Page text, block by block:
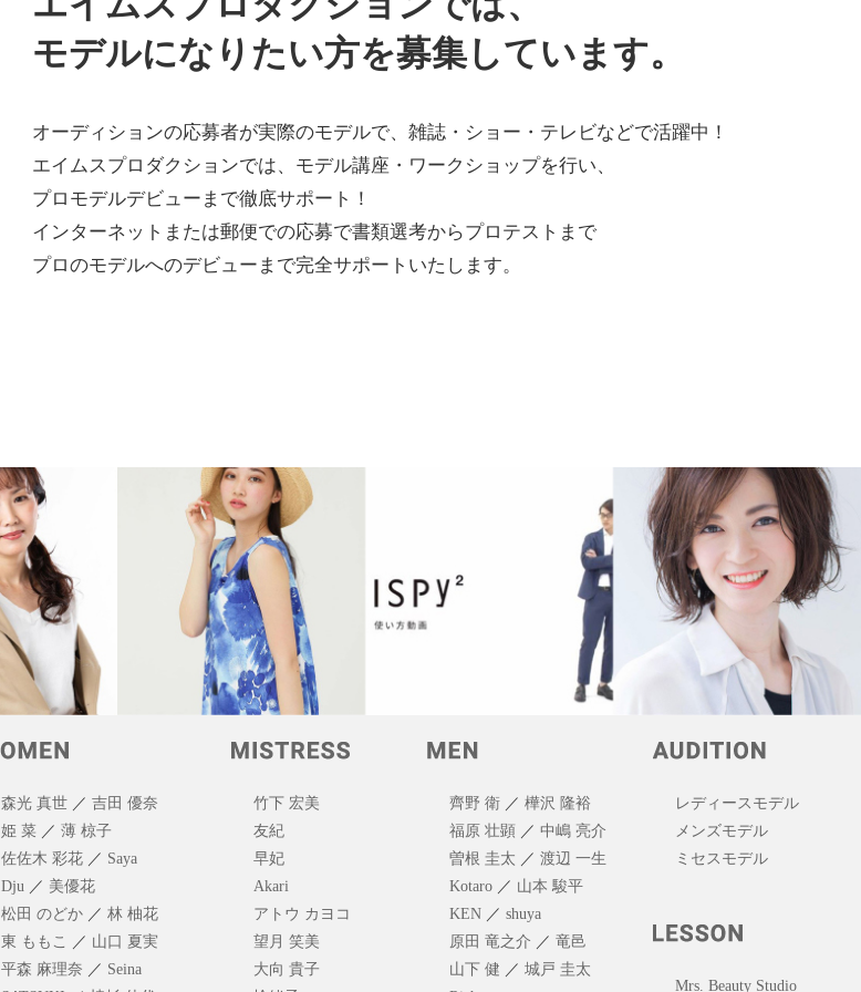
モデルになりたい方を募集しています。
オーディションの応募者が実際のモデルで、雑誌・ショー・テレビなどで活躍中！
エイムスプロダクションでは、モデル講座・ワークショップを行い、
プロモデルデビューまで徹底サポート！
インターネットまたは郵便での応募で書類選考からプロテストまで
プロのモデルへのデビューまで完全サポートいたします。
森光 真世 ／吉田 優奈
姫 菜 ／薄 椋子
佐佐木 彩花 ／ Saya
Dju ／ 美優花
松田 のどか ／林 柚花
東 ももこ ／ 山口 夏実
平森 麻理奈 ／ Seina
竹下 宏美
友紀
早妃
Akari
アトウ カヨコ
望月 笑美
大向 貴子
齊野 衛 ／樺沢 隆裕
福原 壮顕 ／中嶋 亮介
曽根 圭太 ／渡辺 一生
Kotaro ／ 山本 駿平
KEN ／shuya
原田 竜之介 ／竜邑
山下 健 ／城戸 圭太
レディースモデル
メンズモデル
ミセスモデル
Mrs. Beauty Studio